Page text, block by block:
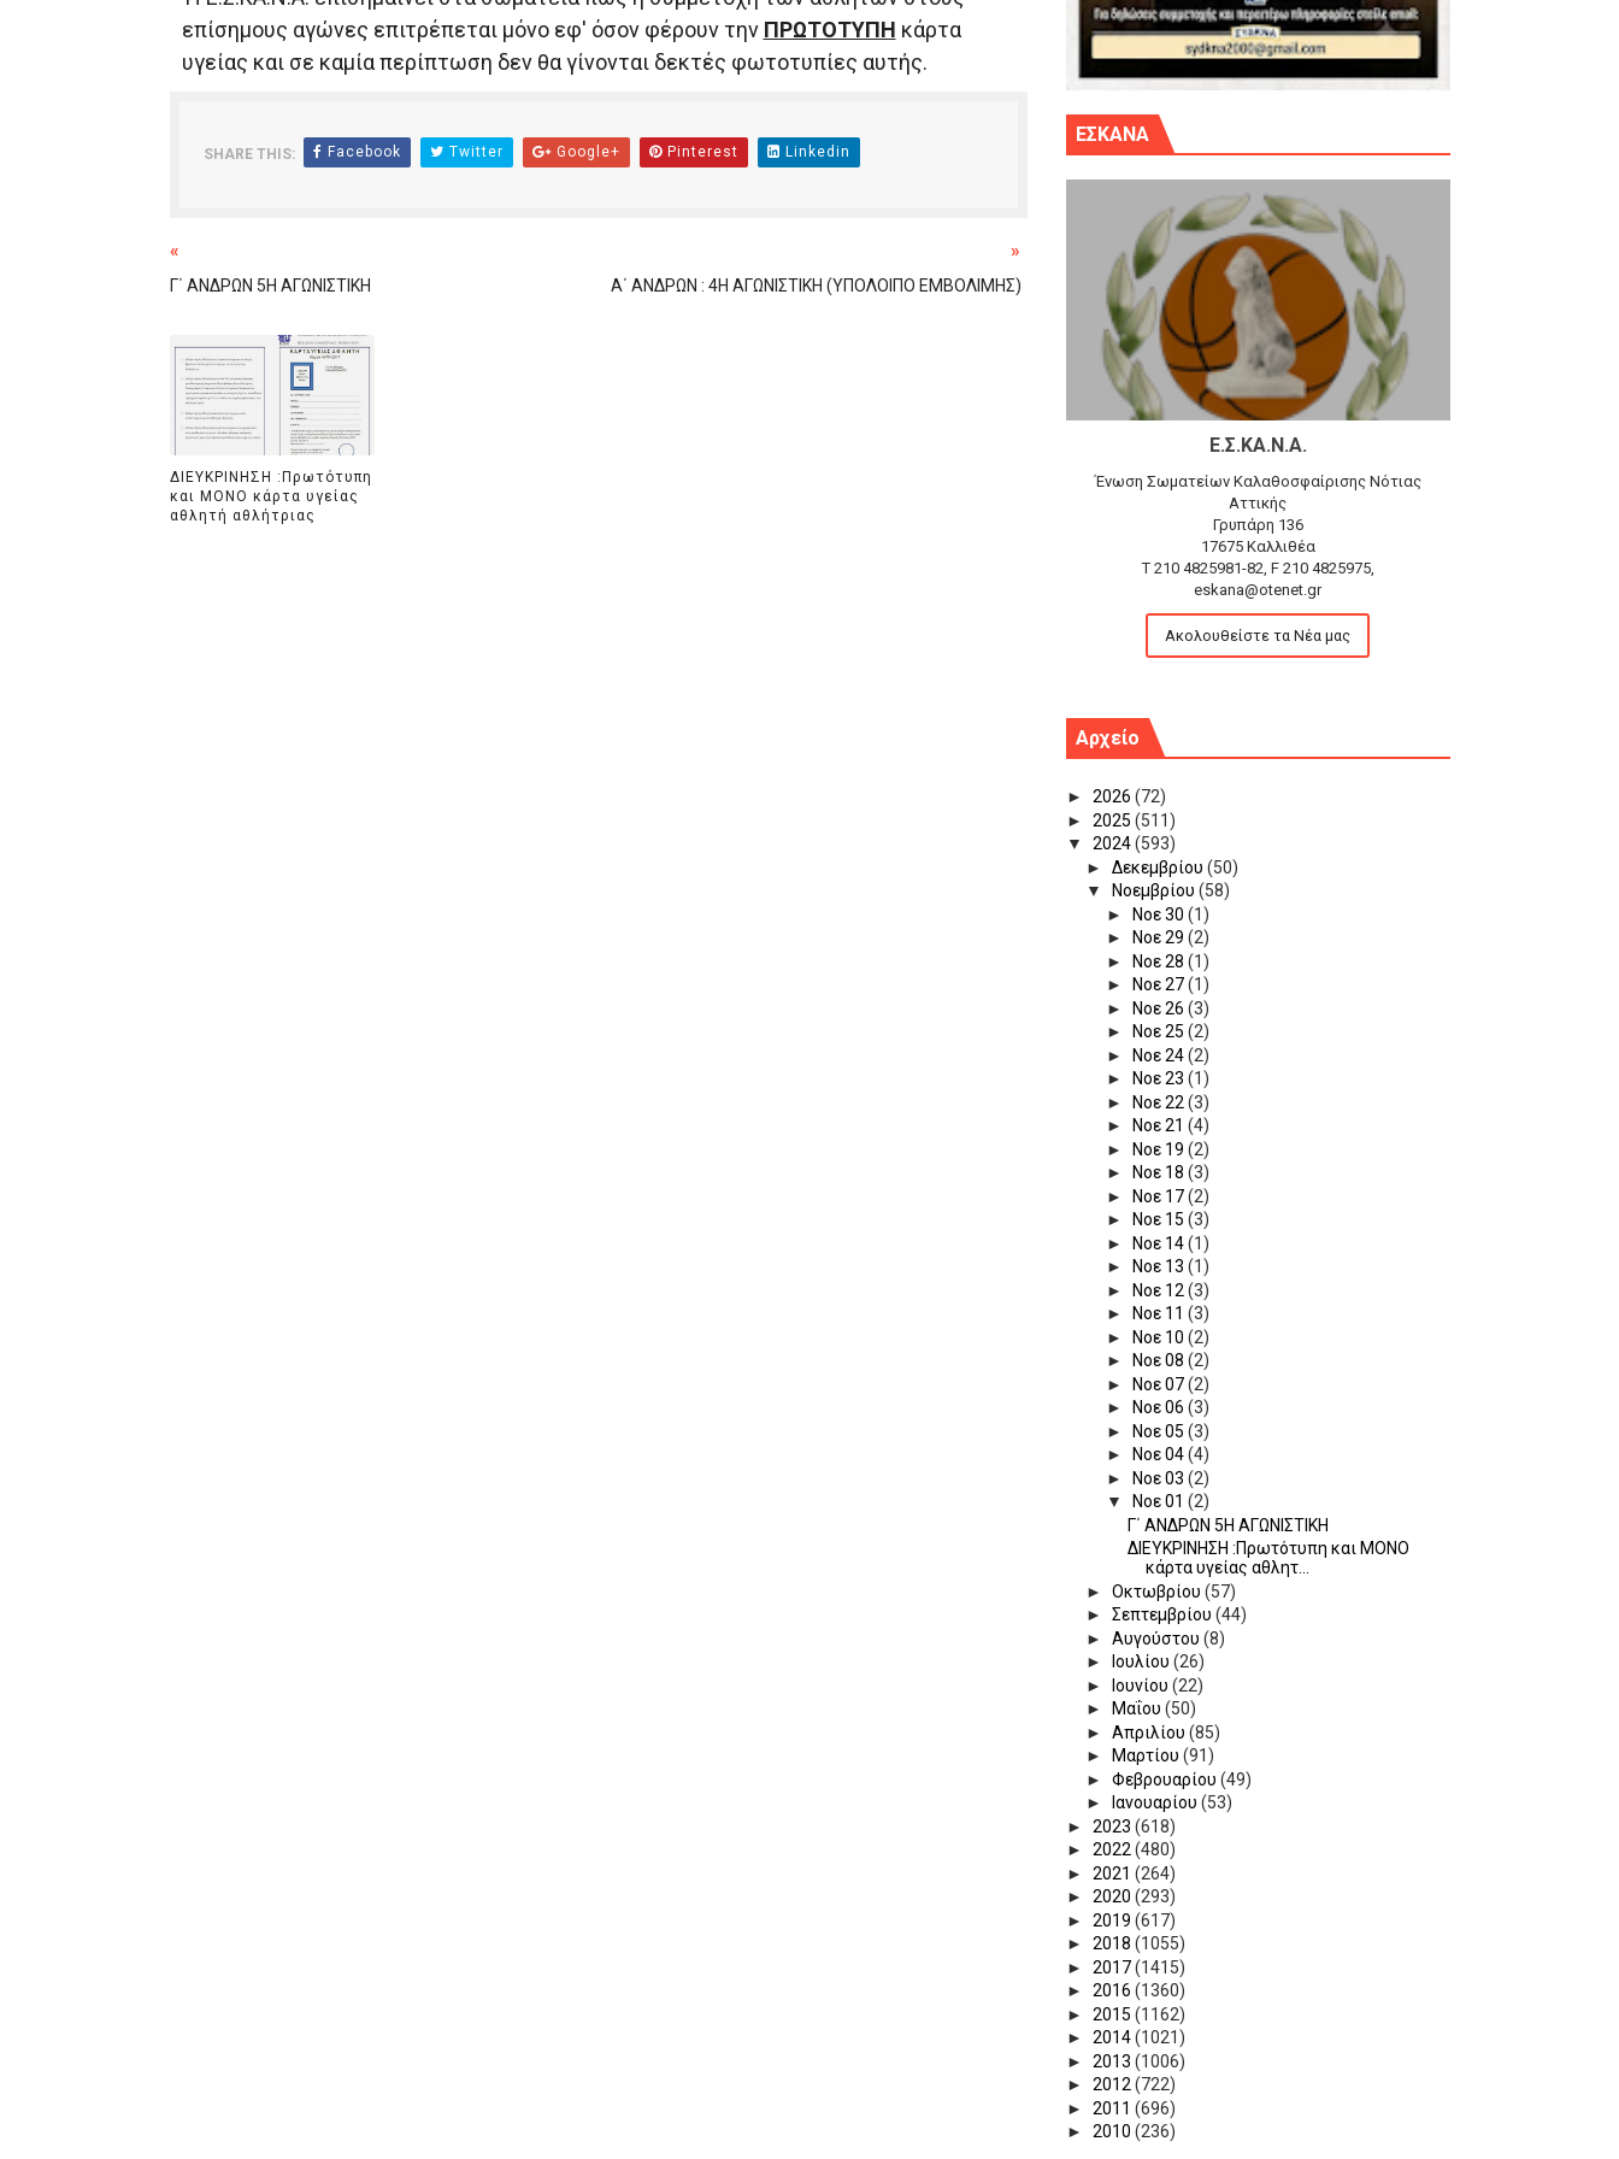
ΧΡΟΝΙΑ ΠΟΛΛΑ ΣΤΟ ΕΛΛΗΝΙΚΟ ΜΠΑΣΚΕΤ : 39Η ΕΠΕΤΕΙΟΣ ΑΠΟ ΤΟ ΕΠΟΣ ΤΟΥ 1987
Ο δρόμος για τον 29ο τελικό κυπέλλου ανδρών ΕΣΚΑΝΑ Μανδραϊκός Προοδευτική στο νέο κλ. Αγίου Δημητρίου την Κυριακή 14.6.26
U21: Τεράστια πρόκριση για τον Πανελευσινιακό στον τελικό αύριο με Αρετσού (το video του αγώνα)
Γ΄ανδρών play offs : "Σκληρό" καρύδι η Φιλία Περάματος έφερε την σειρά στα ίσια (1-1) νίκησε τον Προφήτη Ηλία 78-74 στα Καμίνια
επίσημους αγώνες επιτρέπεται μόνο εφ' όσον φέρουν την ΠΡΩΤΟΤΥΠΗ κάρτα
υγείας και σε καμία περίπτωση δεν θα γίνονται δεκτές φωτοτυπίες αυτής.
SHARE THIS: Facebook Twitter Google+ Pinterest Linkedin
«
Γ΄ ΑΝΔΡΩΝ 5Η ΑΓΩΝΙΣΤΙΚΗ
»
Α΄ ΑΝΔΡΩΝ : 4Η ΑΓΩΝΙΣΤΙΚΗ (ΥΠΟΛΟΙΠΟ ΕΜΒΟΛΙΜΗΣ)
ΔΙΕΥΚΡΙΝΗΣΗ :Πρωτότυπη
και ΜΟΝΟ κάρτα υγείας
αθλητή αθλήτριας
ΕΣΚΑΝΑ
Ε.Σ.ΚΑ.Ν.Α.
Ένωση Σωματείων Καλαθοσφαίρισης Νότιας
Αττικής
Γρυπάρη 136
17675 Καλλιθέα
T 210 4825981-82, F 210 4825975,
eskana@otenet.gr
Ακολουθείστε τα Νέα μας
Αρχείο
► 2026 (72)
► 2025 (511)
▼ 2024(593)
►Δεκεμβρίου(50)
▼ Νοεμβρίου(58)
►
Νοε 30(1)
►
Νοε 29(2)
►
Νοε 28(1)
►
Νοε 27(1)
►
Νοε 26(3)
►
Νοε 25(2)
►
Νοε 24(2)
►
Νοε 23(1)
►
Νοε 22(3)
►
Νοε 21(4)
►
Νοε 19(2)
►
Νοε 18(3)
►
Νοε 17(2)
►
Νοε 15(3)
►
Νοε 14(1)
►
Νοε 13(1)
►
Νοε 12(3)
►
Νοε 11(3)
►
Νοε 10(2)
►
Νοε 08(2)
►
Νοε 07(2)
►
Νοε 06(3)
►
Νοε 05(3)
►
Νοε 04(4)
►
Νοε 03(2)
▼
Νοε 01(2)
Γ΄ ΑΝΔΡΩΝ 5Η ΑΓΩΝΙΣΤΙΚΗ
ΔΙΕΥΚΡΙΝΗΣΗ :Πρωτότυπη και ΜΟΝΟ
κάρτα υγείας αθλητ...
►Οκτωβρίου(57)
►Σεπτεμβρίου(44)
►Αυγούστου(8)
►
Ιουλίου(26)
►
Ιουνίου(22)
► Μαΐου(50)
►Απριλίου(85)
► Μαρτίου(91)
►Φεβρουαρίου(49)
►
Ιανουαρίου(53)
► 2023 (618)
► 2022(480)
► 2021 (264)
► 2020 (293)
► 2019 (617)
► 2018 (1055)
► 2017(1415)
► 2016 (1360)
► 2015 (1162)
► 2014(1021)
► 2013 (1006)
► 2012(722)
► 2011 (696)
► 2010 (236)